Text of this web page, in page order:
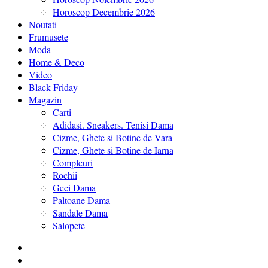
Horoscop Decembrie 2026
Noutati
Frumusete
Moda
Home & Deco
Video
Black Friday
Magazin
Carti
Adidasi. Sneakers. Tenisi Dama
Cizme, Ghete si Botine de Vara
Cizme, Ghete si Botine de Iarna
Compleuri
Rochii
Geci Dama
Paltoane Dama
Sandale Dama
Salopete